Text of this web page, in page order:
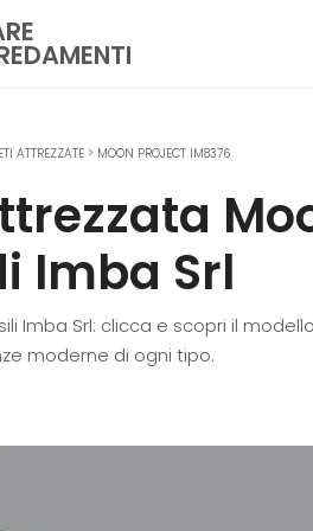
ATTREZZATE > MOON PROJECT IM8376
Imba Srl
Imba Srl: clicca e scopri il
moderne di ogni tipo.